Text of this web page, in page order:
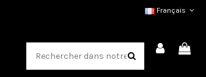
Français